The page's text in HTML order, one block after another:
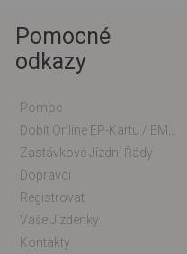
Pomocné
odkazy
Pomoc
Zastávkové Jízdní Řády
Dopravci
Registrovat
Vaše Jízdenky
Kontakty